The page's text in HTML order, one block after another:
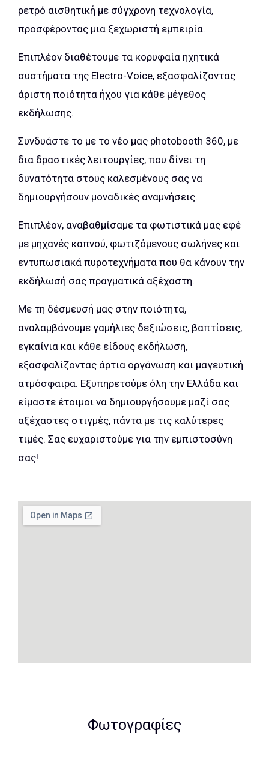
ρετρό αισθητική με σύγχρονη τεχνολογία,
προσφέροντας μια ξεχωριστή εμπειρία.
Επιπλέον διαθέτουμε τα κορυφαία ηχητικά
συστήματα της Electro-Voice, εξασφαλίζοντας
άριστη ποιότητα ήχου για κάθε μέγεθος
εκδήλωσης.
Συνδυάστε το με το νέο μας photobooth 360, με
δια δραστικές λειτουργίες, που δίνει τη
δυνατότητα στους καλεσμένους σας να
δημιουργήσουν μοναδικές αναμνήσεις.
Επιπλέον, αναβαθμίσαμε τα φωτιστικά μας εφέ
με μηχανές καπνού, φωτιζόμενους σωλήνες και
εντυπωσιακά πυροτεχνήματα που θα κάνουν την
εκδήλωσή σας πραγματικά αξέχαστη.
Με τη δέσμευσή μας στην ποιότητα,
αναλαμβάνουμε γαμήλιες δεξιώσεις, βαπτίσεις,
εγκαίνια και κάθε είδους εκδήλωση,
εξασφαλίζοντας άρτια οργάνωση και μαγευτική
ατμόσφαιρα. Εξυπηρετούμε όλη την Ελλάδα και
είμαστε έτοιμοι να δημιουργήσουμε μαζί σας
αξέχαστες στιγμές, πάντα με τις καλύτερες
τιμές. Σας ευχαριστούμε για την εμπιστοσύνη
σας!
Φωτογραφίες